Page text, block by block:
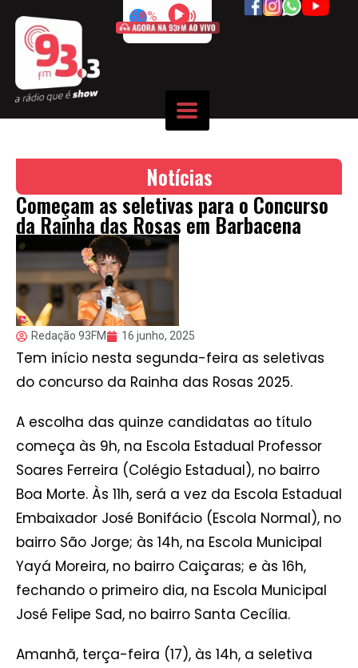
50%
Notícias
Começam as seletivas para o Concurso
da Rainha das Rosas em Barbacena
Redação 93FM 16 junho, 2025
Tem início nesta segunda-feira as seletivas
do concurso da Rainha das Rosas 2025.
A escolha das quinze candidatas ao título
começa às 9h, na Escola Estadual Professor
Soares Ferreira (Colégio Estadual), no bairro
Boa Morte. Às 11h, será a vez da Escola Estadual
Embaixador José Bonifácio (Escola Normal), no
bairro São Jorge; às 14h, na Escola Municipal
Yayá Moreira, no bairro Caiçaras; e às 16h,
fechando o primeiro dia, na Escola Municipal
José Felipe Sad, no bairro Santa Cecília.
Amanhã, terça-feira (17), às 14h, a seletiva